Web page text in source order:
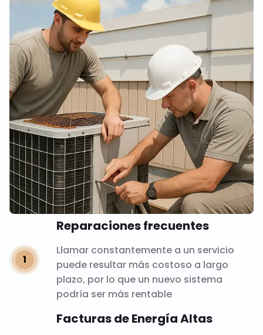
Reparaciones frecuentes
Llamar constantemente a un servicio
puede resultar más costoso a largo
plazo, por lo que un nuevo sistema
podría ser más rentable
Facturas de Energía Altas